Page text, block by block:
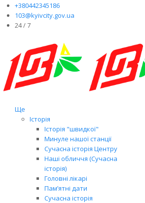
+380442345186
103@kyivcity.gov.ua
24 / 7
Ще
Історія
Історія "швидкої"
Минуле нашої станції
Сучасна історія Центру
Наші обличчя (Сучасна
історія)
Головні лікарі
Пам’ятні дати
Сучасна історія